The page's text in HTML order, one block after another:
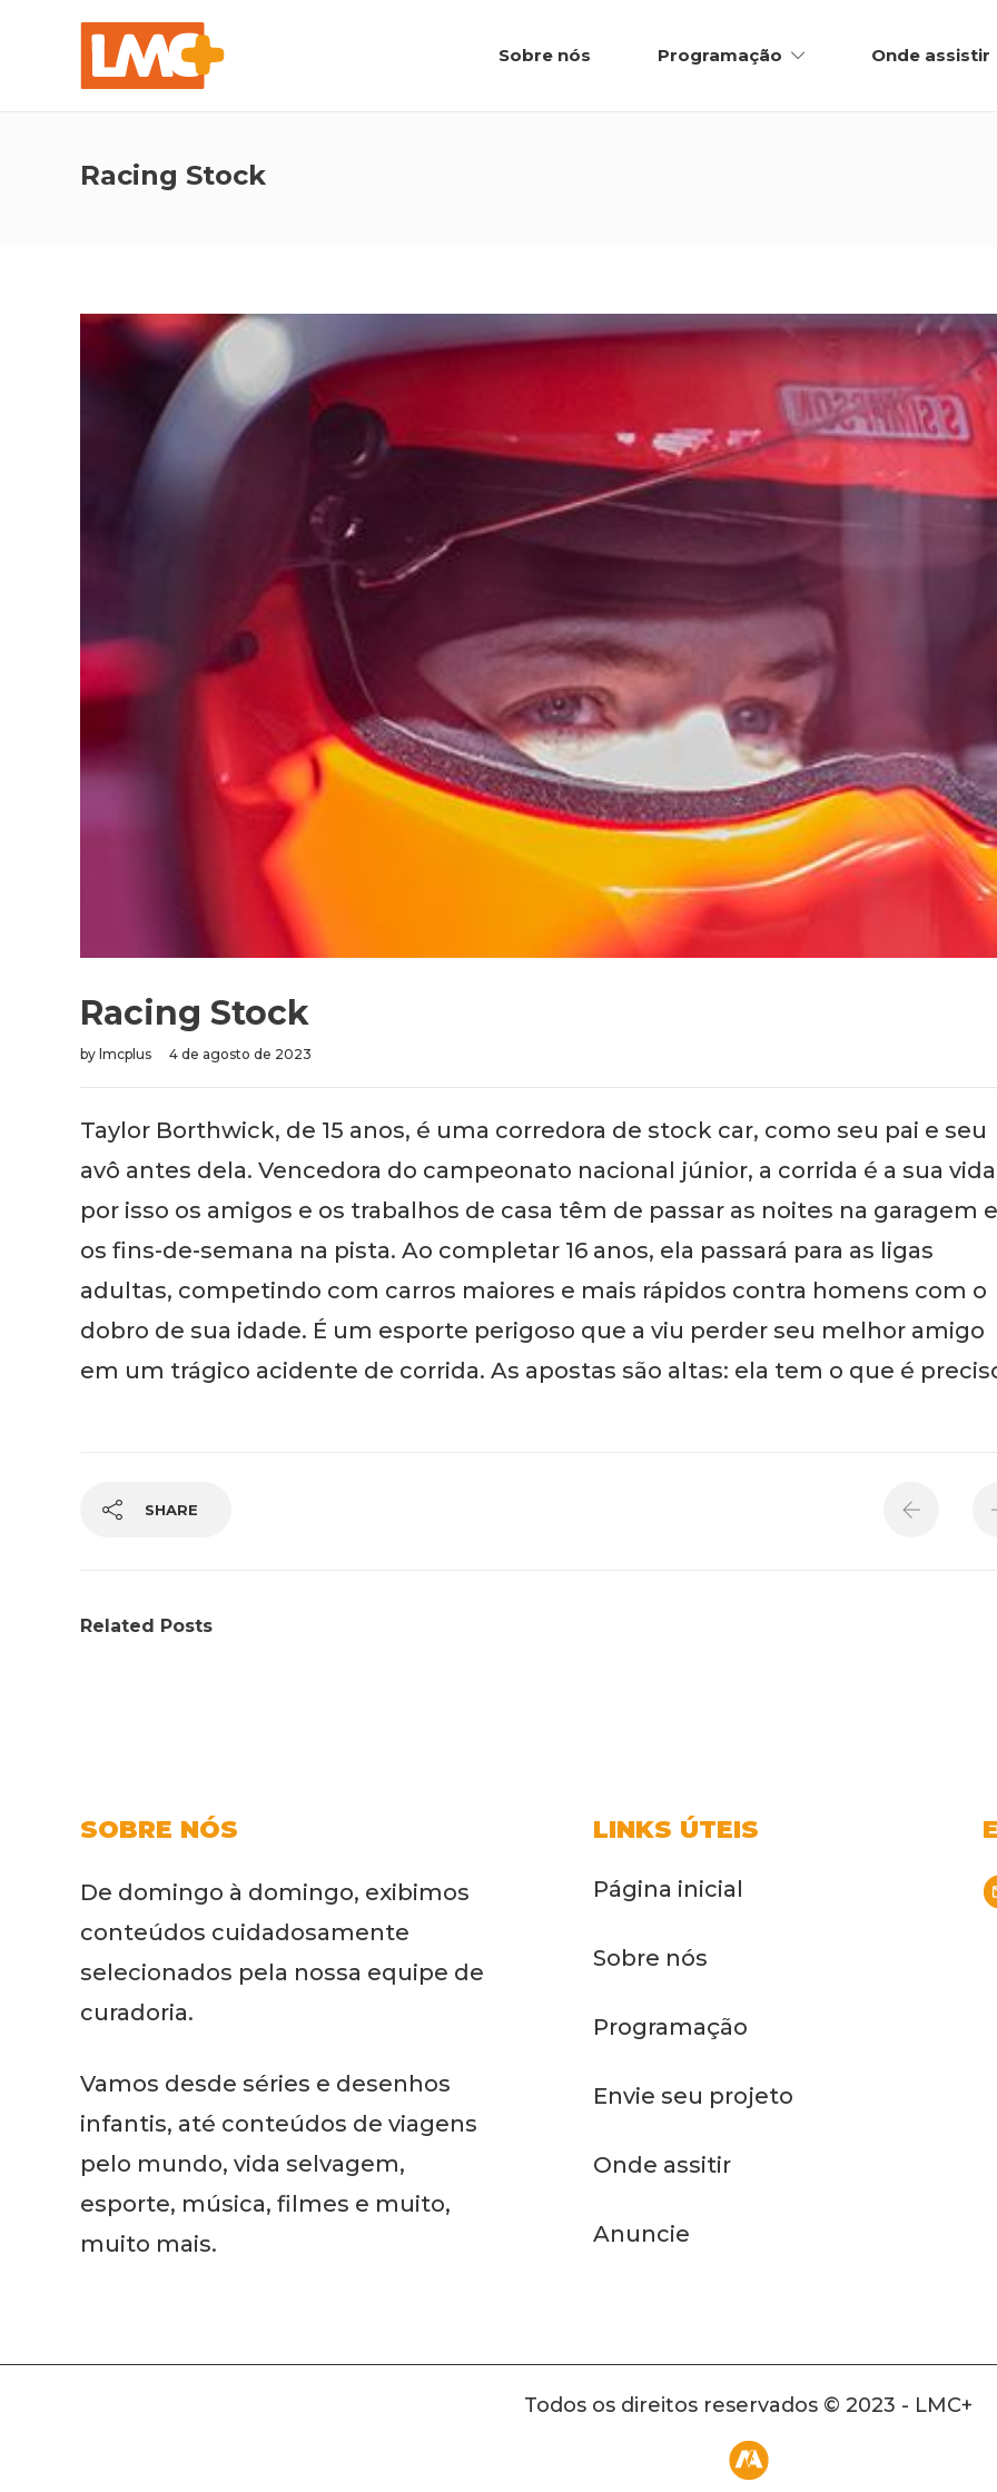
Sobre nós Programação Onde assistir
Racing Stock
Racing Stock
by lmcplus 4 de agosto de 2023
Taylor Borthwick, de 15 anos, é uma corredora de stock car, como seu pai e seu
avô antes dela. Vencedora do campeonato nacional júnior, a corrida é a sua
por isso os amigos e os trabalhos de casa têm de passar as noites na garagem e
os fins-de-semana na pista. Ao completar 16 anos, ela passará para as ligas
adultas, competindo com carros maiores e mais rápidos contra homens com o
dobro de sua idade. É um esporte perigoso que a viu perder seu melhor amigo
em um trágico acidente de corrida. As apostas são altas: ela tem o que é
SHARE
Related Posts
SOBRE NÓS
De domingo à domingo, exibimos
conteúdos cuidadosamente
selecionados pela nossa equipe de
curadoria.
Vamos desde séries e desenhos
infantis, até conteúdos de viagens
pelo mundo, vida selvagem,
esporte, música, filmes e muito,
muito mais.
LINKS ÚTEIS
Página inicial
Sobre nós
Programação
Envie seu projeto
Onde assitir
Anuncie
Todos os direitos reservados © 2023 - LMC+